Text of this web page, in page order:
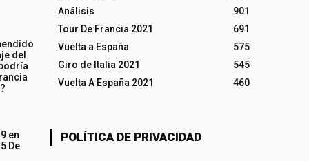
del
en
De
Análisis
901
Tour De Francia 2021
691
Vuelta a España
575
Giro de Italia 2021
545
Vuelta A España 2021
460
POLÍTICA DE PRIVACIDAD